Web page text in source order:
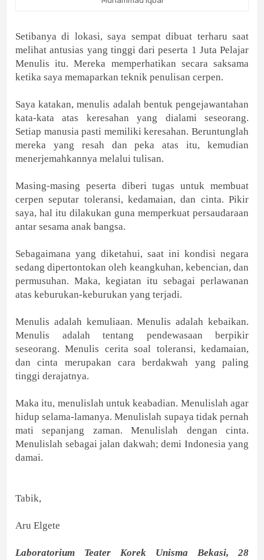
Setibanya di lokasi, saya sempat dibuat terharu saat
melihat antusias yang tinggi dari peserta 1 Juta Pelajar
Menulis itu. Mereka memperhatikan secara saksama
ketika saya memaparkan teknik penulisan cerpen.
Saya katakan, menulis adalah bentuk pengejawantahan
kata-kata atas keresahan yang dialami seseorang.
Setiap manusia pasti memiliki keresahan. Beruntunglah
mereka yang resah dan peka atas itu, kemudian
menerjemahkannya melalui tulisan.
Masing-masing peserta diberi tugas untuk membuat
cerpen seputar toleransi, kedamaian, dan cinta. Pikir
saya, hal itu dilakukan guna memperkuat persaudaraan
antar sesama anak bangsa.
Sebagaimana yang diketahui, saat ini kondisi negara
sedang dipertontokan oleh keangkuhan, kebencian, dan
permusuhan. Maka, kegiatan itu sebagai perlawanan
atas keburukan-keburukan yang terjadi.
Menulis adalah kemuliaan. Menulis adalah kebaikan.
Menulis adalah tentang pendewasaan berpikir
seseorang. Menulis cerita soal toleransi, kedamaian,
dan cinta merupakan cara berdakwah yang paling
tinggi derajatnya.
Maka itu, menulislah untuk keabadian. Menulislah agar
hidup selama-lamanya. Menulislah supaya tidak pernah
mati sepanjang zaman. Menulislah dengan cinta.
Menulislah sebagai jalan dakwah; demi Indonesia yang
damai.
Tabik,
Aru Elgete
Laboratorium Teater Korek Unisma Bekasi, 28